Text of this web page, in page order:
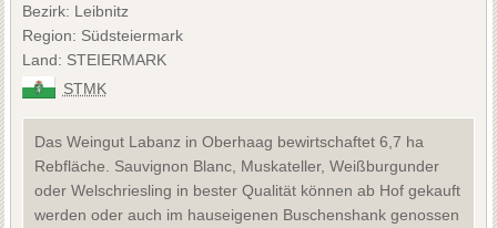
Bezirk: Leibnitz
Region: Südsteiermark
Land: STEIERMARK
STMK
Das Weingut Labanz in Oberhaag bewirtschaftet 6,7 ha
Rebfläche. Sauvignon Blanc, Muskateller, Weißburgunder
oder Welschriesling in bester Qualität können ab Hof gekauft
werden oder auch im hauseigenen Buschenshank genossen